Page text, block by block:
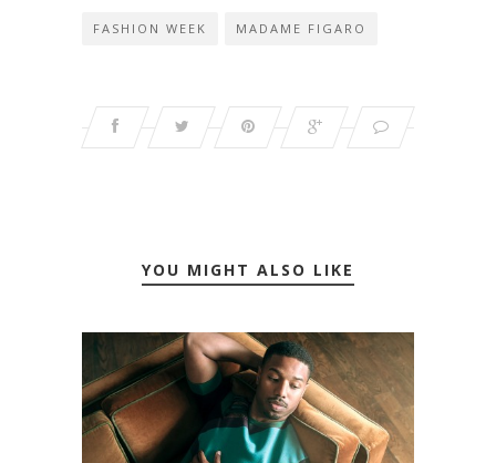
FASHION WEEK MADAME FIGARO
YOU MIGHT ALSO LIKE